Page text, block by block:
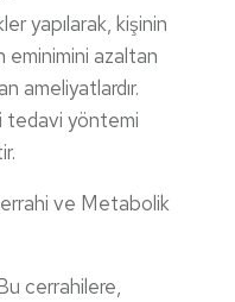
yapılarak, kişinin
eminimini azaltan
ameliyatlardır.
tedavi yöntemi
ve Metabolik
cerrahilere,